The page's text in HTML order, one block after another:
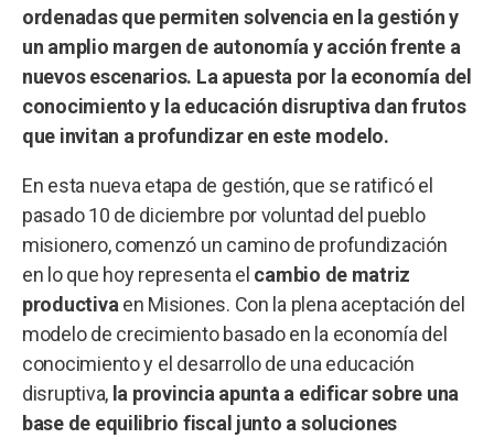
ordenadas que permiten solvencia en la gestión y
un amplio margen de autonomía y acción frente a
nuevos escenarios. La apuesta por la economía del
conocimiento y la educación disruptiva dan frutos
que invitan a profundizar en este modelo.
En esta nueva etapa de gestión, que se ratificó el
pasado 10 de diciembre por voluntad del pueblo
misionero, comenzó un camino de profundización
en lo que hoy representa el cambio de matriz
productiva en Misiones. Con la plena aceptación del
modelo de crecimiento basado en la economía del
conocimiento y el desarrollo de una educación
disruptiva, la provincia apunta a edificar sobre una
base de equilibrio fiscal junto a soluciones